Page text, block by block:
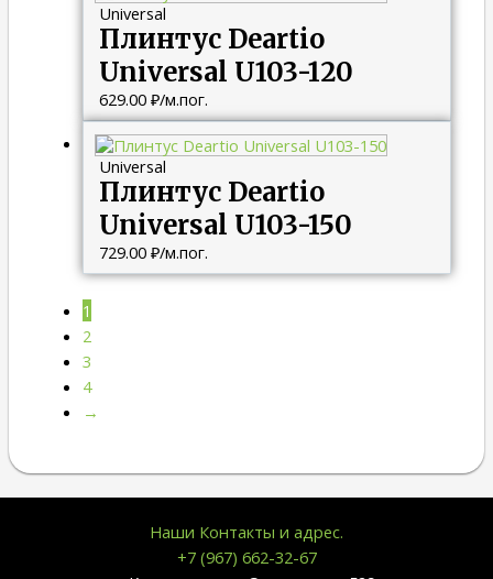
Universal
Плинтус Deartio
Universal U103-120
629.00 ₽/м.пог.
Universal
Плинтус Deartio
Universal U103-150
729.00 ₽/м.пог.
1
2
3
4
→
Наши Контакты и адрес.
+7 (967) 662-32-67